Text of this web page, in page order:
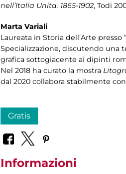
nell’Italia Unita. 1865-1902, Todi
Marta Variali
Laureata in Storia dell’Arte
Specializzazione, discutendo
grafica sottogiacente ai dipinti
Nel 2018 ha curato la mostra
dal 2020 collabora stabilmente
Gratis
Informazioni